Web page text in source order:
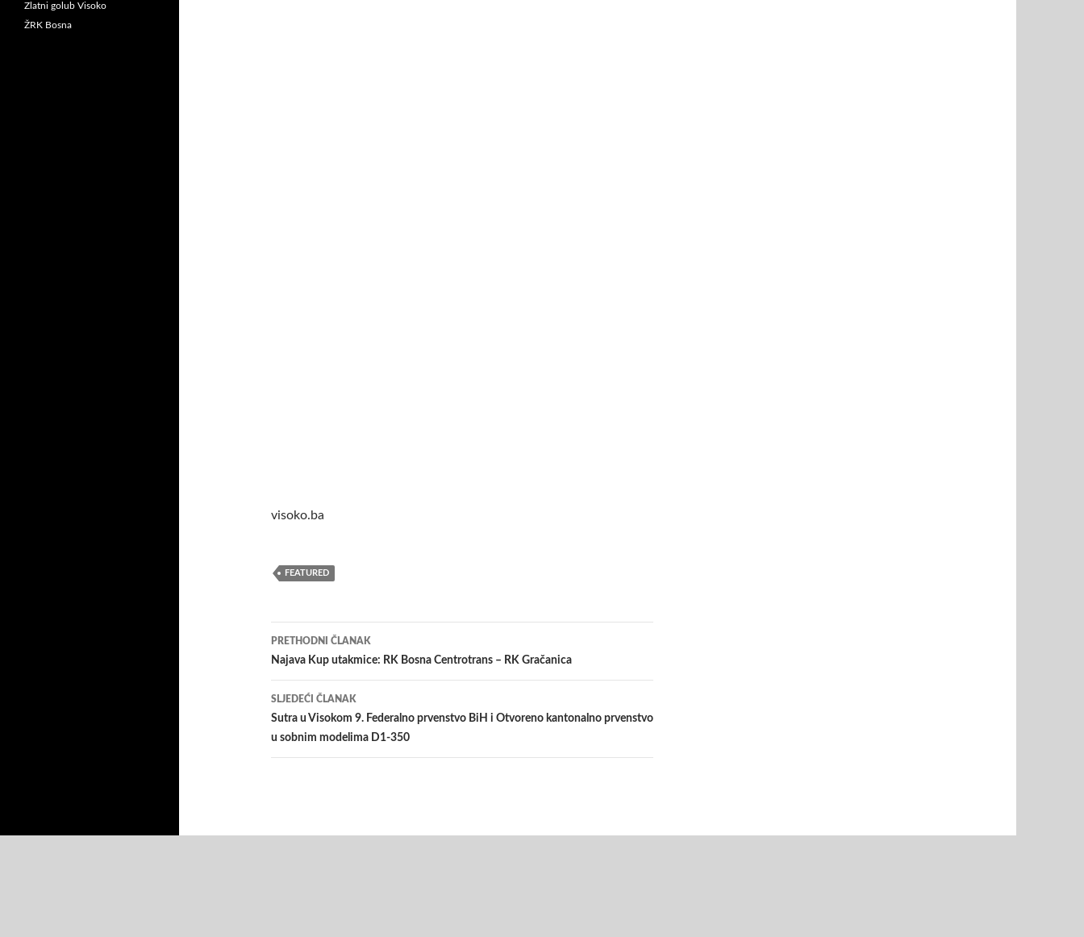
visoko.ba
FEATURED
Navigacija
članaka
PRETHODNI ČLANAK
Najava Kup utakmice: RK Bosna Centrotrans – RK Gračanica
SLJEDEĆI ČLANAK
Sutra u Visokom 9. Federalno prvenstvo BiH i Otvoreno kantonalno prvenstvo
u sobnim modelima D1-350
Zlatni golub Visoko
ŽRK Bosna